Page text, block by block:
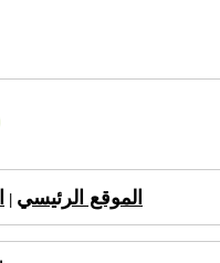
الموقع الرئيسي